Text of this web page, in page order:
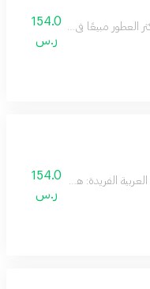
العطور مبيعًا في السعودية، يمزج
154.0
ر.س
الفريدة: هذا العطر يمزج
154.0
ر.س